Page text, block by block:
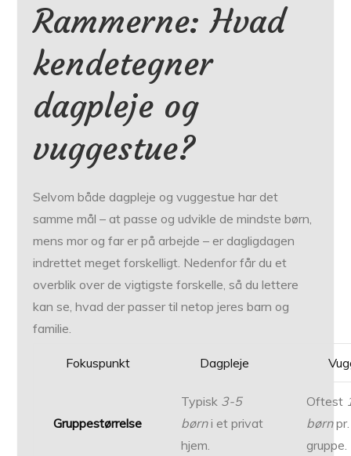
Rammerne: Hvad
kendetegner
dagpleje og
vuggestue?
Selvom både dagpleje og vuggestue har det
samme mål – at passe og udvikle de mindste børn,
mens mor og far er på arbejde – er dagligdagen
indrettet meget forskelligt. Nedenfor får du et
overblik over de vigtigste forskelle, så du lettere
kan se, hvad der passer til netop jeres barn og
familie.
Fokuspunkt Dagpleje
Gruppestørrelse
Typisk 3-5
børni et privat
hjem.
Oftest
børnpr.
gruppe.